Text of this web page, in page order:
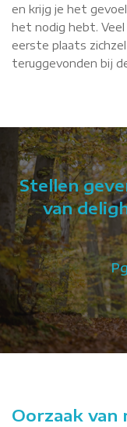
en krijg je het
het nodig hebt.
eerste plaats
teruggevonden bij
Stellen
van
Oorzaak